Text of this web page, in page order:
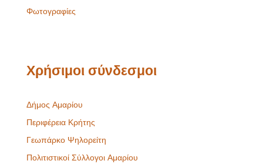
Φωτογραφίες
Χρήσιμοι σύνδεσμοι
Δήμος Αμαρίου
Περιφέρεια Κρήτης
Γεωπάρκο Ψηλορείτη
Πολιτιστικοί Σύλλογοι Αμαρίου